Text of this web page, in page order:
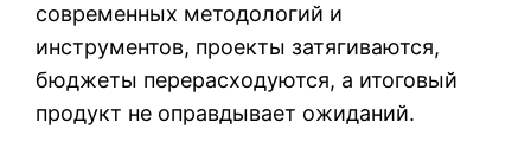
современных методологий и
инструментов, проекты затягиваются,
бюджеты перерасходуются, а итоговый
продукт не оправдывает ожиданий.